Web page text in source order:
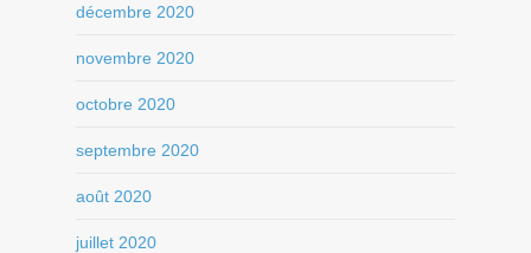
décembre 2020
novembre 2020
octobre 2020
septembre 2020
août 2020
juillet 2020